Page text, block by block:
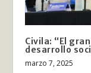
Civila: “El
desarrollo
marzo 7, 2025